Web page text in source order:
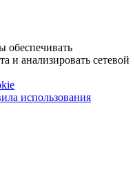
обеспечивать
и анализировать сетевой
использования